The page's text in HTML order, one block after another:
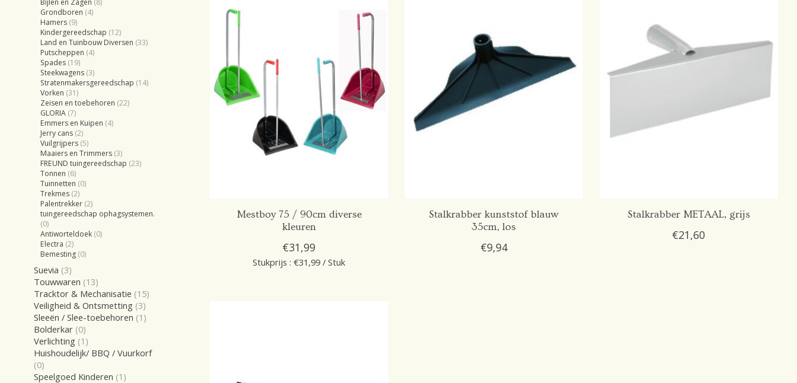
Bijlen en Zagen (8)
Grondboren (4)
Hamers (9)
Kindergereedschap (12)
Land en Tuinbouw Diversen (33)
Putscheppen (4)
Spades (19)
Steekwagens (3)
Stratenmakersgereedschap (14)
Vorken (31)
Zeisen en toebehoren (22)
GLORIA (7)
Emmers en Kuipen (4)
Jerry cans (2)
Vuilgrijpers (5)
Maaiers en Trimmers (3)
FREUND tuingereedschap (23)
Tonnen (6)
Tuinnetten (0)
Trekmes (2)
Palentrekker (2)
tuingereedschap ophagsystemen.
(0)
Antiworteldoek (0)
Electra (2)
Bemesting (0)
Suevia (3)
Touwwaren (13)
Tracktor & Mechanisatie (15)
Veiligheid & Ontsmetting (3)
Sleeën / Slee-toebehoren (1)
Bolderkar (0)
Verlichting (1)
Huishoudelijk/ BBQ / Vuurkorf
(0)
Speelgoed Kinderen (1)
Mestboy 75 / 90cm diverse
kleuren
€31,99
Stukprijs : €31,99 / Stuk
Stalkrabber kunststof blauw
35cm, los
€9,94
Stalkrabber METAAL, grijs
€21,60